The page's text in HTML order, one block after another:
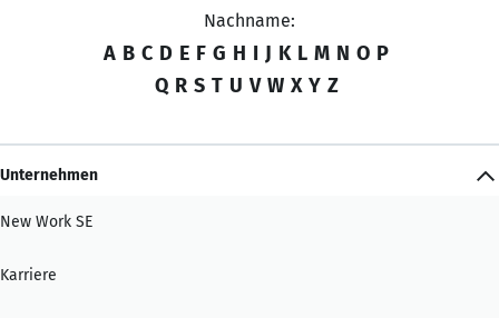
Nachname:
A B C D E F G H I J K L M N O P
Q R S T U V W X Y Z
Unternehmen
New Work SE
Karriere